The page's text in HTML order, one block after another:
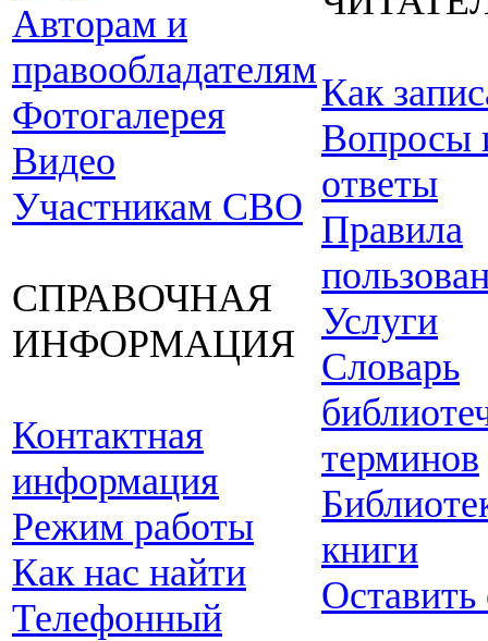
Авторам и
правообладателям
Фотогалерея
Видео
Участникам СВО
СПРАВОЧНАЯ
ИНФОРМАЦИЯ
Контактная
информация
Режим работы
Как нас найти
Телефонный
Как
Вопросы
ответы
Правила
Услуги
Словарь
терминов
книги
Оставить